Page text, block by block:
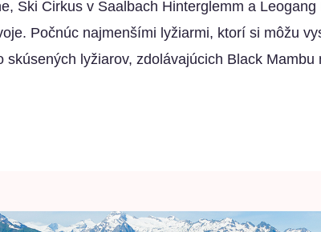
Ski Cirkus v Saalbach Hinterglemm a
Počnúc najmenšími lyžiarmi, ktorí si môžu
skúsených lyžiarov, zdolávajúcich Black Mambu